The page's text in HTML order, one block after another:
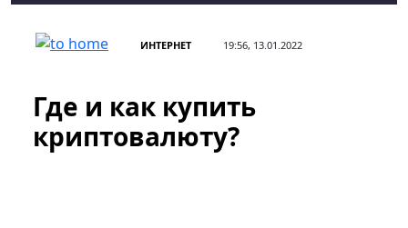
ИНТЕРНЕТ 19:56, 13.01.2022
Где и как купить
криптовалюту?